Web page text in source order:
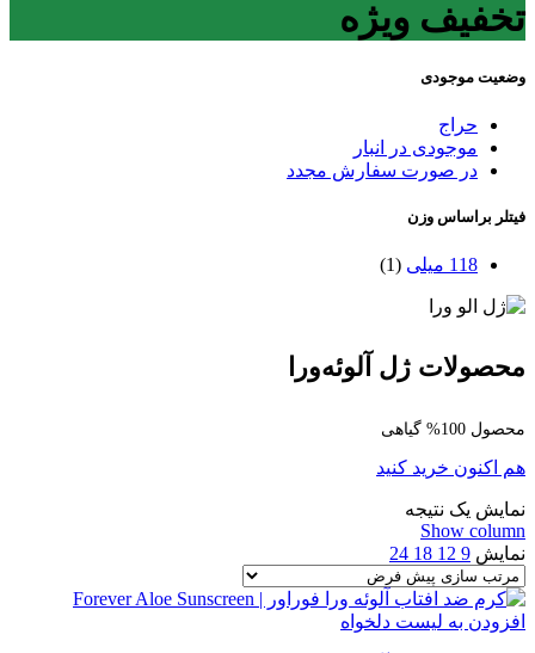
تخفیف ویژه
وضعیت موجودی
حراج
موجودی در انبار
در صورت سفارش مجدد
فیتلر براساس وزن
118 میلی (1)
محصولات ژل آلوئه‌ورا
محصول 100% گیاهی
هم اکنون خرید کنید
نمایش یک نتیجه
Show column
نمایش 9
12
18
24
افزودن به لیست دلخواه